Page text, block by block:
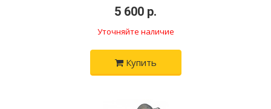
5 600 р.
Уточняйте наличие
Купить